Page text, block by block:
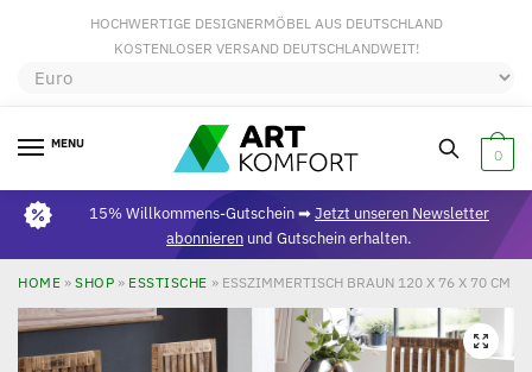
HOCHWERTIGE DESIGNERMÖBEL AUS DEUTSCHLAND
KOSTENLOSER VERSAND DEUTSCHLANDWEIT!
MENU
0
15% Willkommens-Gutschein ➡Jetzt unseren Newsletter
abonnieren und Gutschein erhalten.
HOME » SHOP » ESSTISCHE » ESSZIMMERTISCH BRAUN 120 X 76 X 70 CM
🔍